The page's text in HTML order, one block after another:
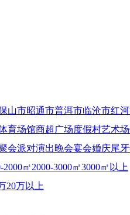
山市昭通市普洱市临沧市红河
育场馆商超广场度假村艺术
会派对演出晚会宴会婚庆尾
2000㎡2000-3000㎡3000㎡以上
20万以上